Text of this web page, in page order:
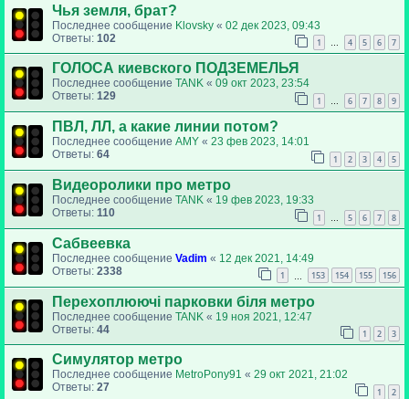
Чья земля, брат?
Последнее сообщение Klovsky « 02 дек 2023, 09:43
Ответы: 102 1 … 4 5 6 7
ГОЛОСА киевского ПОДЗЕМЕЛЬЯ
Последнее сообщение TANK « 09 окт 2023, 23:54
Ответы: 129 1 … 6 7 8 9
ПВЛ, ЛЛ, а какие линии потом?
Последнее сообщение AMY « 23 фев 2023, 14:01
Ответы: 64 1 2 3 4 5
Видеоролики про метро
Последнее сообщение TANK « 19 фев 2023, 19:33
Ответы: 110 1 5 6 7 8
Сабвеевка
Последнее сообщение Vadim « 12 дек 2021, 14:49
Ответы: 2338 1 153 154 155 156
Перехоплюючі парковки біля метро
Последнее сообщение TANK « 19 ноя 2021, 12:47
Ответы: 44 1 2 3
Симулятор метро
Последнее сообщение MetroPony91 « 29 окт 2021, 21:02
Ответы: 27 1 2